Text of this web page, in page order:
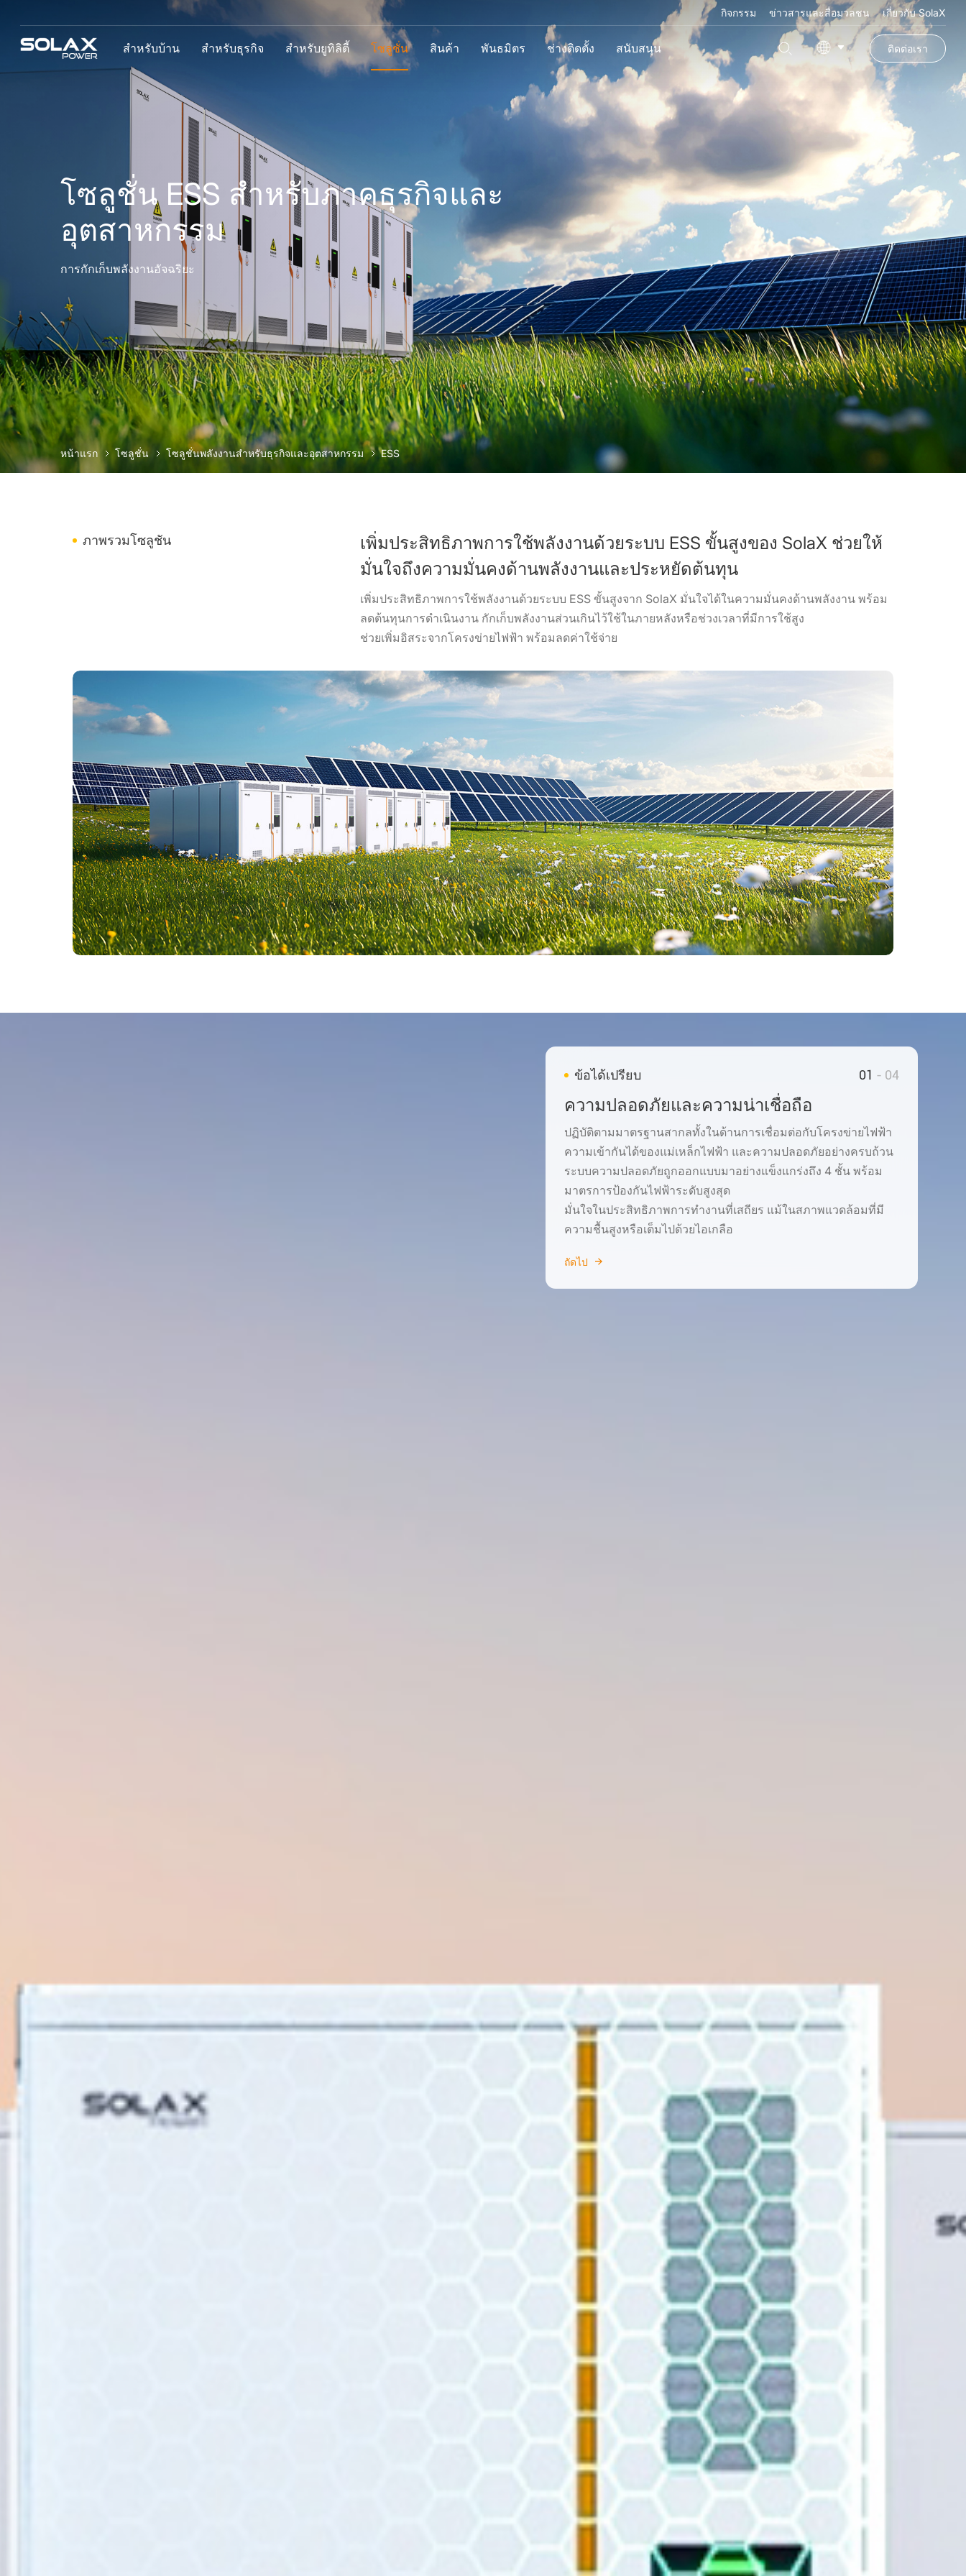
กิจกรรม ข่าวสารและสื่อมวลชน เกี่ยวกับ SolaX
สำหรับบ้าน สำหรับธุรกิจ สำหรับยูทิลิตี้ โซลูชั่น สินค้า พันธมิตร ช่างติดตั้ง สนับสนุน ติดต่อเรา
โซลูชั่น ESS สำหรับภาคธุรกิจและ
อุตสาหกรรม
การกักเก็บพลังงานอัจฉริยะ
หน้าแรก โซลูชั่น โซลูชั่นพลังงานสำหรับธุรกิจและอุตสาหกรรม ESS
ภาพรวมโซลูชัน
เพิ่มประสิทธิภาพการใช้พลังงานด้วยระบบ ESS ขั้นสูงของ SolaX ช่วยให้
มั่นใจถึงความมั่นคงด้านพลังงานและประหยัดต้นทุน
เพิ่มประสิทธิภาพการใช้พลังงานด้วยระบบ ESS ขั้นสูงจาก SolaX มั่นใจได้ในความมั่นคงด้านพลังงาน พร้อม
ลดต้นทุนการดำเนินงาน กักเก็บพลังงานส่วนเกินไว้ใช้ในภายหลังหรือช่วงเวลาที่มีการใช้สูง
ช่วยเพิ่มอิสระจากโครงข่ายไฟฟ้า พร้อมลดค่าใช้จ่าย
ข้อได้เปรียบ 01 - 04
ความปลอดภัยและความน่าเชื่อถือ
ปฏิบัติตามมาตรฐานสากลทั้งในด้านการเชื่อมต่อกับโครงข่ายไฟฟ้า
ความเข้ากันได้ของแม่เหล็กไฟฟ้า และความปลอดภัยอย่างครบถ้วน
ระบบความปลอดภัยถูกออกแบบมาอย่างแข็งแกร่งถึง 4 ชั้น พร้อม
มาตรการป้องกันไฟฟ้าระดับสูงสุด
มั่นใจในประสิทธิภาพการทำงานที่เสถียร แม้ในสภาพแวดล้อมที่มี
ความชื้นสูงหรือเต็มไปด้วยไอเกลือ
ถัดไป